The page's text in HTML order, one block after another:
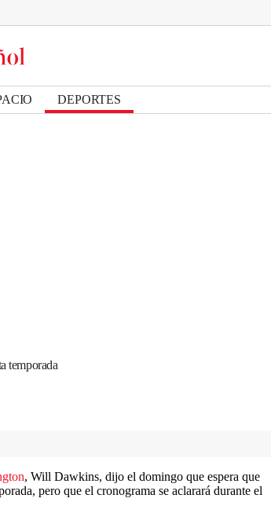
DEPORTES
temporada
, Will Dawkins, dijo el domingo que espera que
pero que el cronograma se aclarará durante el